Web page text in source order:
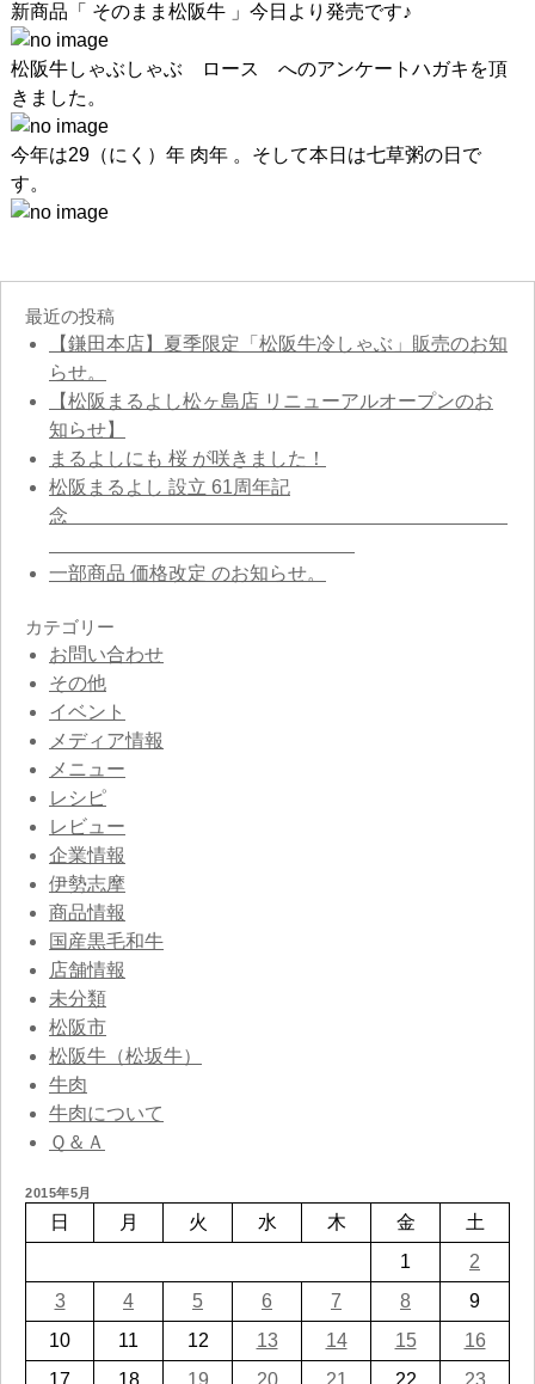
新商品「 そのまま松阪牛 」今日より発売です♪
松阪牛しゃぶしゃぶ ロース へのアンケートハガキを頂
きました。
今年は29（にく）年 肉年 。そして本日は七草粥の日で
す。
最近の投稿
【鎌田本店】夏季限定「松阪牛冷しゃぶ」販売のお知
らせ。
【松阪まるよし松ヶ島店 リニューアルオープンのお
知らせ】
まるよしにも 桜 が咲きました！
松阪まるよし 設立 61周年記
念
一部商品 価格改定 のお知らせ。
カテゴリー
お問い合わせ
その他
イベント
メディア情報
メニュー
レシピ
レビュー
企業情報
伊勢志摩
商品情報
国産黒毛和牛
店舗情報
未分類
松阪市
松阪牛（松坂牛）
牛肉
牛肉について
Ｑ＆Ａ
2015年5月
日 月 火 水 木 金
土
1
2
3
4 5 6 7 8
9
10
11 12 13 14 15
16
17
18 19 20 21 22 23